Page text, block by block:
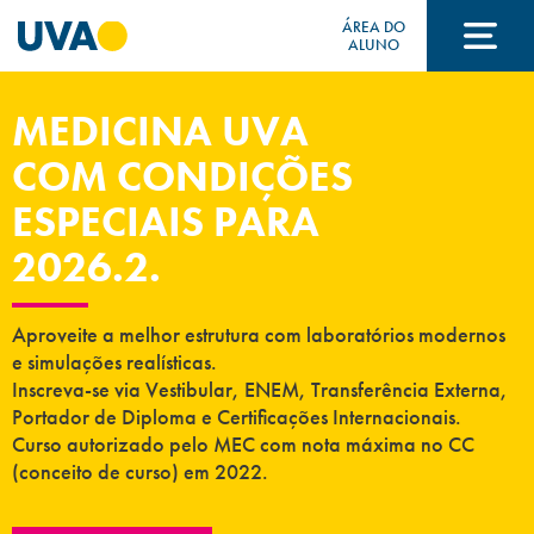
ÁREA DO
ALUNO
A UVA
CURSOS
FORMAS DE INGRESSO
FINANCIAMENTO E BOLSAS
MEDICINA UVA
COM CONDIÇÕES
ESPECIAIS PARA
2026.2.
Aproveite a melhor estrutura com laboratórios modernos
e simulações realísticas.
Inscreva-se via Vestibular, ENEM, Transferência Externa,
Portador de Diploma e Certificações Internacionais.
Curso autorizado pelo MEC com nota máxima no CC
(conceito de curso) em 2022.